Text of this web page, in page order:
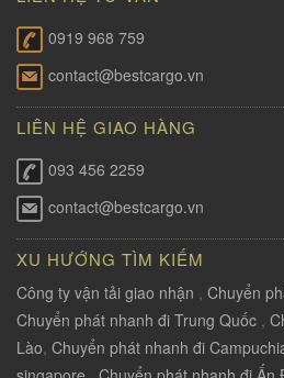
0919 968 759
contact@bestcargo.vn
LIÊN HỆ GIAO HÀNG
093 456 2259
contact@bestcargo.vn
XU HƯỚNG TÌM KIẾM
Công ty vận tải giao nhận , Chuyển
Chuyển phát nhanh đi Trung Quốc ,
Lào, Chuyển phát nhanh đi